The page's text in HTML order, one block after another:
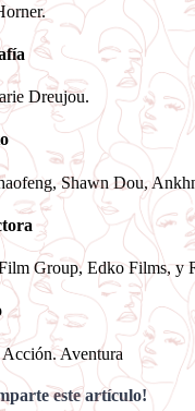
Dreujou.
Shawn Dou,
Group, Edko Films, y
Aventura
este artículo!